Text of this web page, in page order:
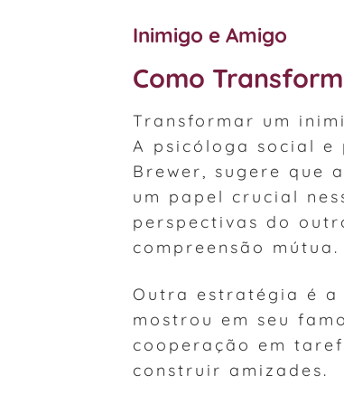
Inimigo e Amigo
Como
Transformar um
A psicóloga social e
Brewer, sugere que
um papel crucial
perspectivas do
compreensão mútua.
Outra estratégia é a
mostrou em seu
cooperação em
construir amizades.